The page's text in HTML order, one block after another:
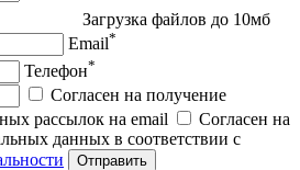
Загрузка файлов до 10мб
Email*
Телефон*
Согласен на получение
рассылок на email
Согласен на
данных в соответствии с
Отправить